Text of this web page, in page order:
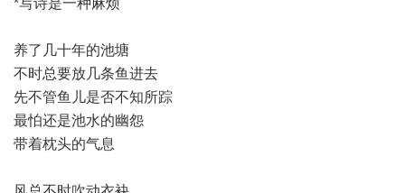
*写诗是一种麻烦
养了几十年的池塘
不时总要放几条鱼进去
先不管鱼儿是否不知所踪
最怕还是池水的幽怨
带着枕头的气息